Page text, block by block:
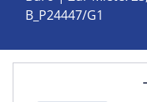
B_P24447/G1